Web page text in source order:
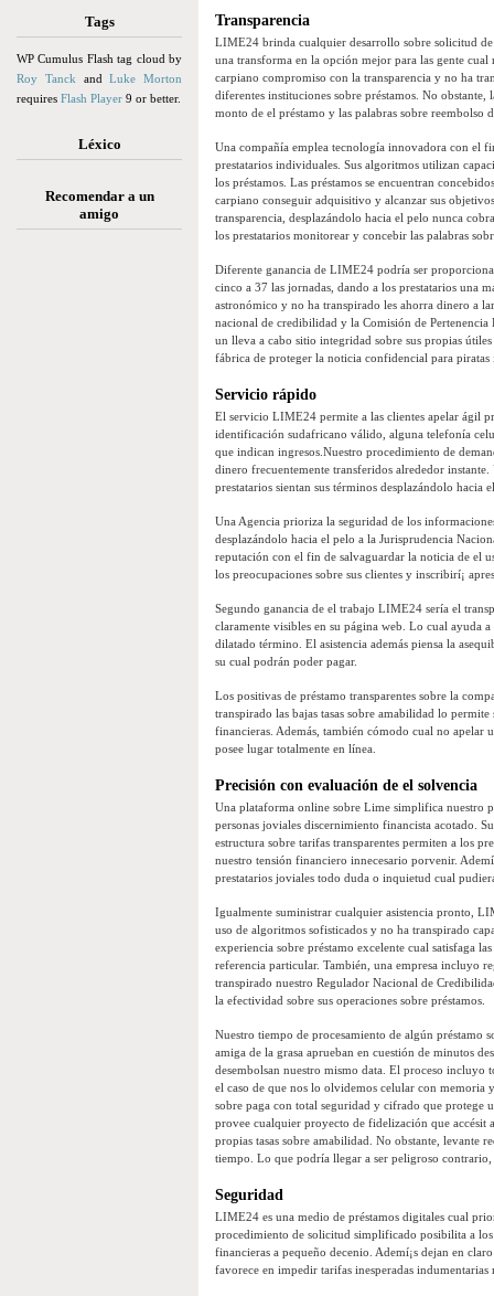
Tags
WP Cumulus Flash tag cloud by
Roy Tanck andLuke Morton
requires Flash Player 9 or better.
Léxico
Recomendar a un
amigo
Transparencia
LIME24 brinda cualquier desarrollo sobre solicitud
una transforma en la opción mejor para las gente
carpiano compromiso con la transparencia y no ha
diferentes instituciones sobre préstamos. No obstante,
monto de el préstamo y las palabras sobre reembolso
Una compañía emplea tecnología innovadora con el
prestatarios individuales. Sus algoritmos utilizan
los préstamos. Las préstamos se encuentran
carpiano conseguir adquisitivo y alcanzar sus
transparencia, desplazándolo hacia el pelo nunca
los prestatarios monitorear y concebir las palabras
Diferente ganancia de LIME24 podrí­a ser
cinco a 37 las jornadas, dando a los prestatarios una
astronómico y no ha transpirado les ahorra dinero a
nacional de credibilidad y la Comisión de
un lleva a cabo sitio integridad sobre sus propias
fábrica de proteger la noticia confidencial para
Servicio rápido
El servicio LIME24 permite a las clientes apelar ágil
identificación sudafricano válido, alguna telefonía
que indican ingresos.Nuestro procedimiento de
dinero frecuentemente transferidos alrededor
prestatarios sientan sus términos desplazándolo hacia
Una Agencia prioriza la seguridad de los
desplazándolo hacia el pelo a la Jurisprudencia
reputación con el fin de salvaguardar la noticia de el
los preocupaciones sobre sus clientes y inscribirí¡
Segundo ganancia de el trabajo LIME24 serí­a el
claramente visibles en su página web. Lo cual ayuda
dilatado término. El asistencia además piensa la
su cual podrán poder pagar.
Los positivas de préstamo transparentes sobre la
transpirado las bajas tasas sobre amabilidad lo
financieras. Además, también cómodo cual no
posee lugar totalmente en línea.
Precisión con evaluación de el solvencia
Una plataforma online sobre Lime simplifica nuestro
personas joviales discernimiento financista acotado.
estructura sobre tarifas transparentes permiten a los
nuestro tensión financiero innecesario porvenir.
prestatarios joviales todo duda o inquietud cual
Igualmente suministrar cualquier asistencia pronto,
uso de algoritmos sofisticados y no ha transpirado
experiencia sobre préstamo excelente cual satisfaga
referencia particular. También, una empresa incluyo
transpirado nuestro Regulador Nacional de
la efectividad sobre sus operaciones sobre préstamos.
Nuestro tiempo de procesamiento de algún préstamo
amiga de la grasa aprueban en cuestión de minutos
desembolsan nuestro mismo data. El proceso incluyo
el caso de que nos lo olvidemos celular con memoria
sobre paga con total seguridad y cifrado que protege
provee cualquier proyecto de fidelización que accésit
propias tasas sobre amabilidad. No obstante, levante
tiempo. Lo que podrí­a llegar a ser peligroso contrario,
Seguridad
LIME24 es una medio de préstamos digitales cual
procedimiento de solicitud simplificado posibilita a los
financieras a pequeño decenio. Ademí¡s dejan en
favorece en impedir tarifas inesperadas